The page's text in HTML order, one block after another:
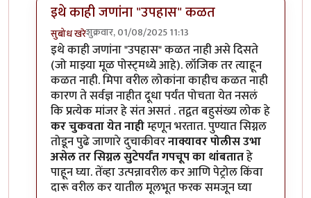
इथे काही जणांना "उपहास" कळत
सुबोध खरेशुक्रवार, 01/08/2025 11:13
In reply toश्री० राजेंद्र मेहेंदळेbyयुयुत्सु
इथे काही जणांना "उपहास" कळत नाही असे दिसते
(जो माझ्या मूळ पोस्ट्मध्ये आहे). लॉजिक तर त्याहून
कळत नाही. मिपा वरील लोकांना काहीच कळत नाही
कारण ते सर्वज्ञ नाहीत दूधा पर्यंत पोचता येत नसलं
कि प्रत्येक मांजर हे संत असतं . तद्वत बहुसंख्य लोक हे
कर चुकवता येत नाहीम्हणून भरतात. पुण्यात सिग्नल
तोडून पुढे जाणारे दुचाकीवरनाक्यावर पोलीस उभा
असेल तर सिग्नल सुटेपर्यंत गपचूप का थांबतातहे
पाहून घ्या. तेंव्हा उत्पन्नावरील कर आणि पेट्रोल किंवा
दारू वरील कर यातील मूलभूत फरक समजून घ्या